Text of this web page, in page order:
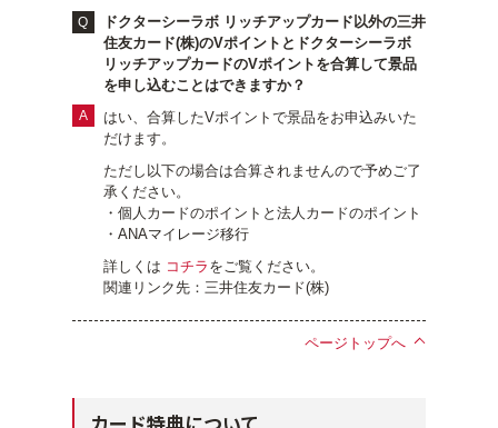
ドクターシーラボ リッチアップカード以外の三井
住友カード(株)のVポイントとドクターシーラボ
リッチアップカードのVポイントを合算して景品
を申し込むことはできますか？
はい、合算したVポイントで景品をお申込みいた
だけます。
ただし以下の場合は合算されませんので予めご了
承ください。
・個人カードのポイントと法人カードのポイント
・ANAマイレージ移行
詳しくは コチラ をご覧ください。
関連リンク先：三井住友カード(株)
ページトップへ